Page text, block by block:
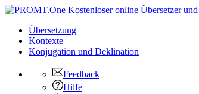
Übersetzung
Kontexte
Konjugation und Deklination
Feedback
Hilfe